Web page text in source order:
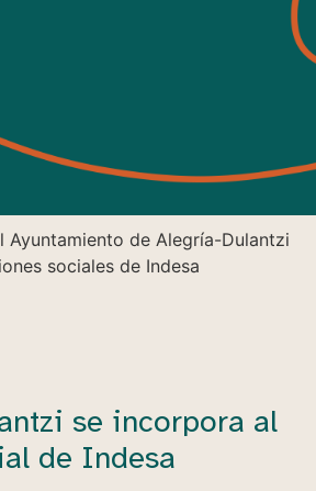
Ayuntamiento de Alegría-Dulantzi
sociales de Indesa
se incorpora al
de Indesa